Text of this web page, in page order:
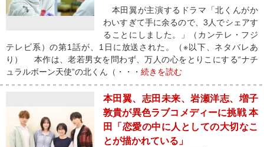
本田翼が主演するドラマ「北くんがか
わいすぎて手に余るので、3人でシェアす
ることにしました。」（カンテレ・フジ
テレビ系）の第1話が、1日に放送された。（※以下、ネタバレあ
り） 本作は、老若男女を問わず、万人の心をとりこにする“ナチ
ュラルボーン天使”の北くん（・・・ 続きを読む
本田翼、志田未来、岩瀬洋志、増子
敦貴が異色ラブコメディーに挑戦 本
田「恋愛の中に人としての大切なこ
とが描かれている」